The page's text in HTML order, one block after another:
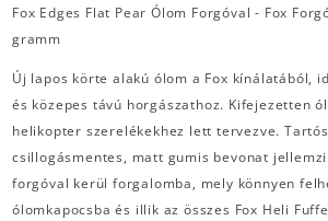
Fox Edges Flat Pear Ólom Forgóval - Fox
gramm
Új lapos körte alakú ólom a Fox kínálatából,
és közepes távú horgászathoz. Kifejezetten
helikopter szerelékekhez lett tervezve.
csillogásmentes, matt gumis bevonat
forgóval kerül forgalomba, mely könnyen
ólomkapocsba és illik az összes Fox Heli